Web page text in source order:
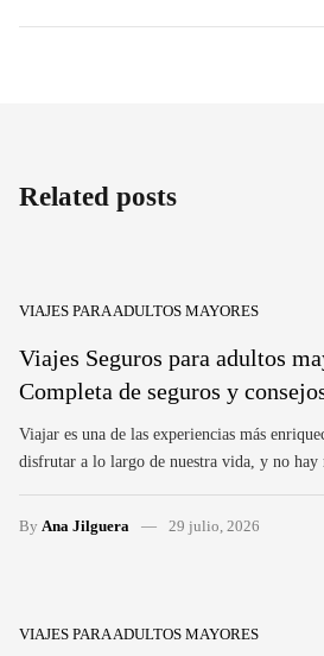
Related posts
VIAJES PARA ADULTOS MAYORES
Viajes Seguros para adultos
Completa de seguros y
Viajar es una de las experiencias más
disfrutar a lo largo de nuestra vida, y no hay
By Ana Jilguera 29 julio, 2026
VIAJES PARA ADULTOS MAYORES